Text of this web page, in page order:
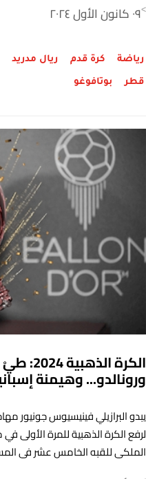
>٠٩ كانون الأول ٢٠٢٤
رياضة كرة قدم ريال مدريد
قطر بوتافوغو
الكرة
ورونالدو... وهيمنة
يبدو البرازيلي فينيسيوس جونيور
لرفع الكرة الذهبية للمرة الأولى
الملكي للقبه الخامس عشر في